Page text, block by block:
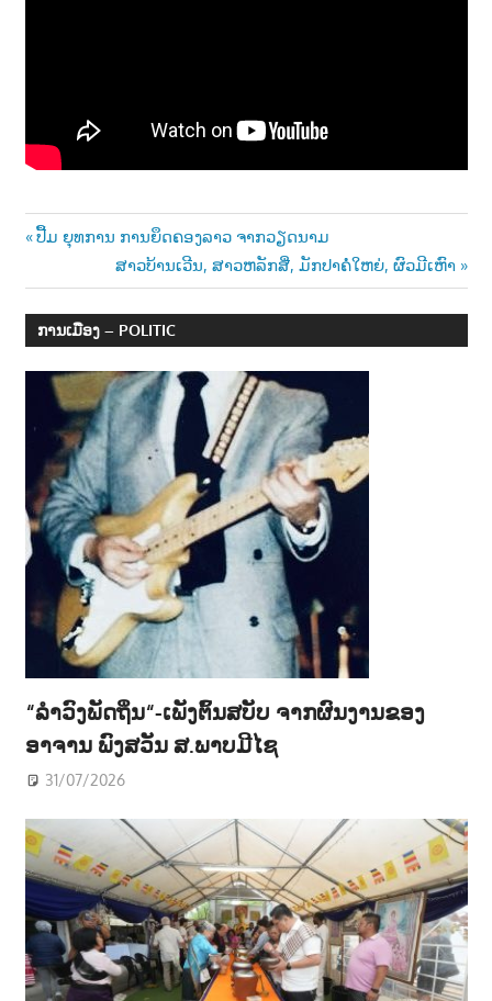
Post
navigation
Previous
ປື້ມ ຍຸທການ ການຍຶດຄອງລາວ ຈາກວຽດນາມ
Next
Post:
ສາວບ້ານເວີນ, ສາວຫລັກສີ່, ມັກປາຄໍ່ໃຫຍ່, ຜົວມີເຫົາ
ການເມືອງ – POLITIC
“ລຳວົງພັດຖິ່ນ“-ເພັງຕົ້ນສບັບ ຈາກຜົນງານຂອງ
ອາຈານ ພົງສວັນ ສ.ພາບມີໄຊ
31/07/2026